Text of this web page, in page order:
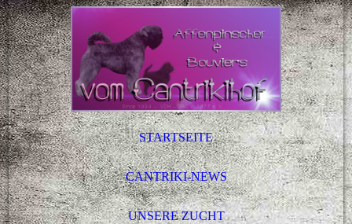
STARTSEITE
CANTRIKI-NEWS
UNSERE ZUCHT